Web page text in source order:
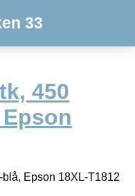
33
450
Epson 18XL-T1812